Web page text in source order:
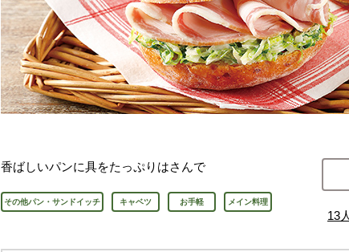
香ばしいパンに具をたっぷりはさんで
その他パン・サンドイッチ キャベツ お手軽 メイン料理
13